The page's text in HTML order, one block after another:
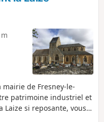
;
de Fresney-le-
patrimoine industriel et
si reposante, vous